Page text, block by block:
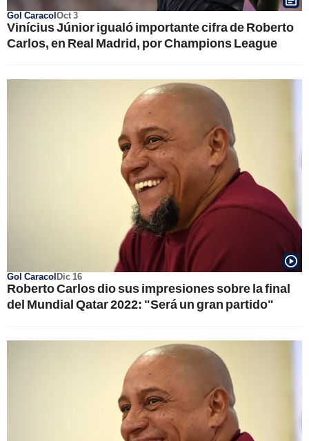
Gol CaracolOct 3
Vinícius Júnior igualó importante cifra de Roberto
Carlos, en Real Madrid, por Champions League
Gol CaracolDic 16
Roberto Carlos dio sus impresiones sobre la final
del Mundial Qatar 2022: "Será un gran partido"